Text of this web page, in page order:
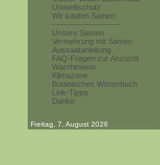
Umweltschutz
Wir kaufen Samen
------------------------
Unsere Samen
Vermehrung mit Samen
Aussaatanleitung
FAQ-Fragen zur Anzucht
Warnhinweis
Klimazone
Botanisches Wörterbuch
Link-Tipps
Danke
Freitag, 7. August 2026